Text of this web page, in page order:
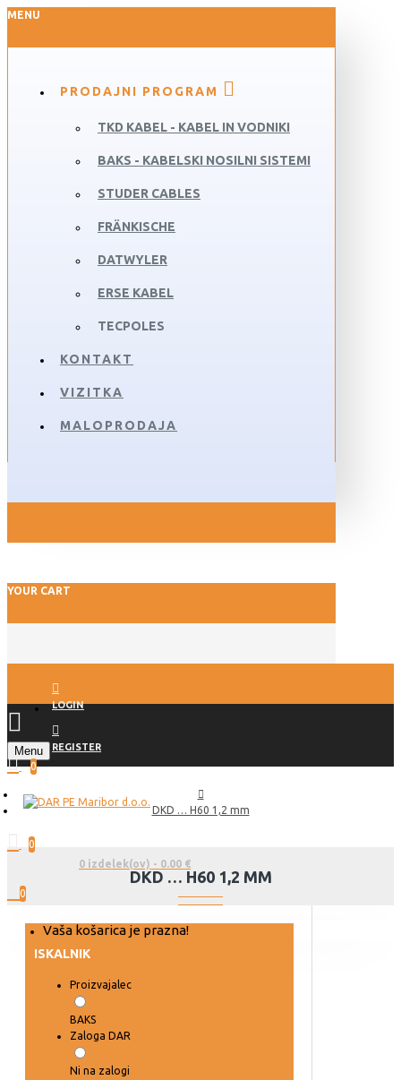
MENU
PRODAJNI PROGRAM
TKD KABEL - KABEL IN VODNIKI
BAKS - KABELSKI NOSILNI SISTEMI
STUDER CABLES
FRÄNKISCHE
DATWYLER
ERSE KABEL
TECPOLES
KONTAKT
VIZITKA
MALOPRODAJA
YOUR CART
LOGIN
REGISTER
Menu
0
0
0 izdelek(ov) - 0.00 €
0
Vaša košarica je prazna!
DKD … H60 1,2 mm
DKD … H60 1,2 MM
ISKALNIK
Proizvajalec
BAKS
Zaloga DAR
Ni na zalogi